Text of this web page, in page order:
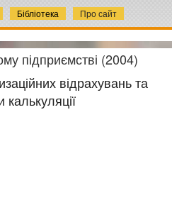
Бібліотека Про сайт
підприємстві (2004)
відрахувань та
калькуляції